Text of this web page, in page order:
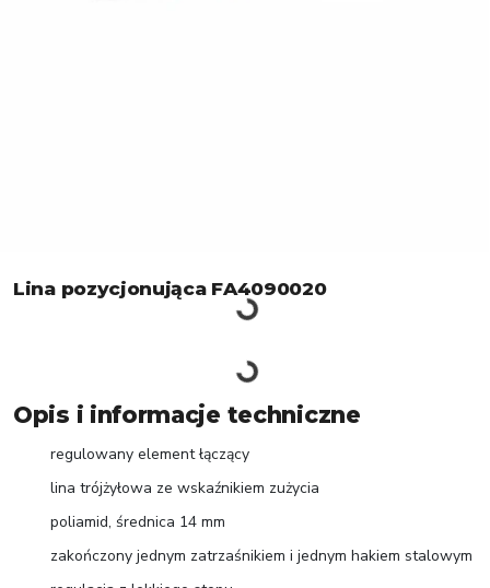
Lina pozycjonująca FA4090020
Opis i informacje techniczne
regulowany element łączący
lina trójżyłowa ze wskaźnikiem zużycia
poliamid, średnica 14 mm
zakończony jednym zatrzaśnikiem i jednym hakiem stalowym